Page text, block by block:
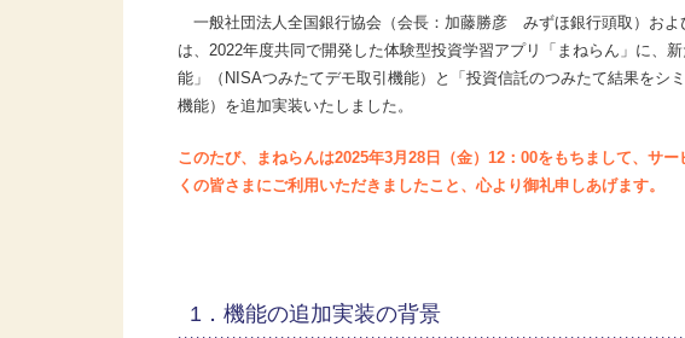
一般社団法人全国銀行協会（会長：加藤勝彦 みずほ銀行頭取）およ
は、2022年度共同で開発した体験型投資学習アプリ「まねらん」に、
能」（NISAつみたてデモ取引機能）と「投資信託のつみたて結果をシ
機能）を追加実装いたしました。
このたび、まねらんは2025年3月28日（金）12：00をもちまして、サ
くの皆さまにご利用いただきましたこと、心より御礼申しあげます。
1．機能の追加実装の背景